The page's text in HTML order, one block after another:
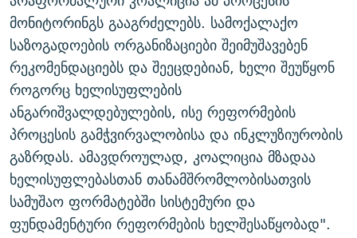
მონიტორინგს გააგრძელებს. სამოქალაქო
საზოგადოების ორგანიზაციები შეიმუშავებენ
რეკომენდაციებს და შეეცდებიან, ხელი შეუწყონ
როგორც ხელისუფლების
ანგარიშვალდებულების, ისე რეფორმების
პროცესის გამჭვირვალობისა და ინკლუზიურობის
გაზრდას. ამავდროულად, კოალიცია მზადაა
ხელისუფლებასთან თანამშრომლობისათვის
სამუშაო ფორმატებში სისტემური და
ფუნდამენტური რეფორმების ხელშესაწყობად".